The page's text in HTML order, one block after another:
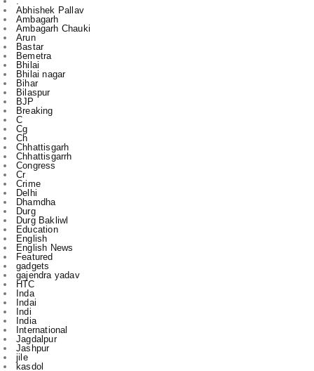
Bastar
Bemetra
Bhilai
Bhilai nagar
Bihar
Bilaspur
BJP
Breaking
C
Cg
Ch
Chhattisgarh
Chhattisgarrh
Congress
Cr
Crime
Delhi
Dhamdha
Durg
Durg Bakliwl
Education
English
English News
Featured
gadgets
gajendra yadav
HTC
Inda
Indai
Indi
India
International
Jagdalpur
Jashpur
jile
kasdol
Kawardha
l
m
Mahasamund